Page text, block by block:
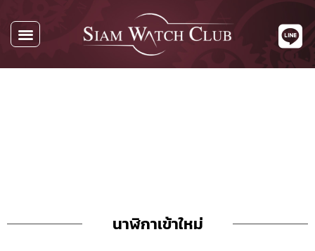
นาฬิกาเข้าใหม่